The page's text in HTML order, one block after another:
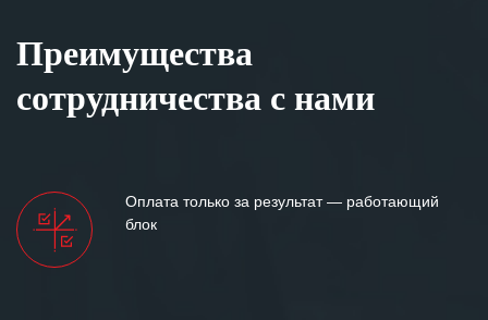
Преимущества
сотрудничества с нами
Оплата только за результат — работающий
блок